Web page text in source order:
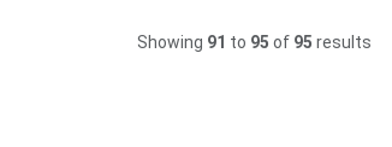
Showing 91 to 95 of 95 results